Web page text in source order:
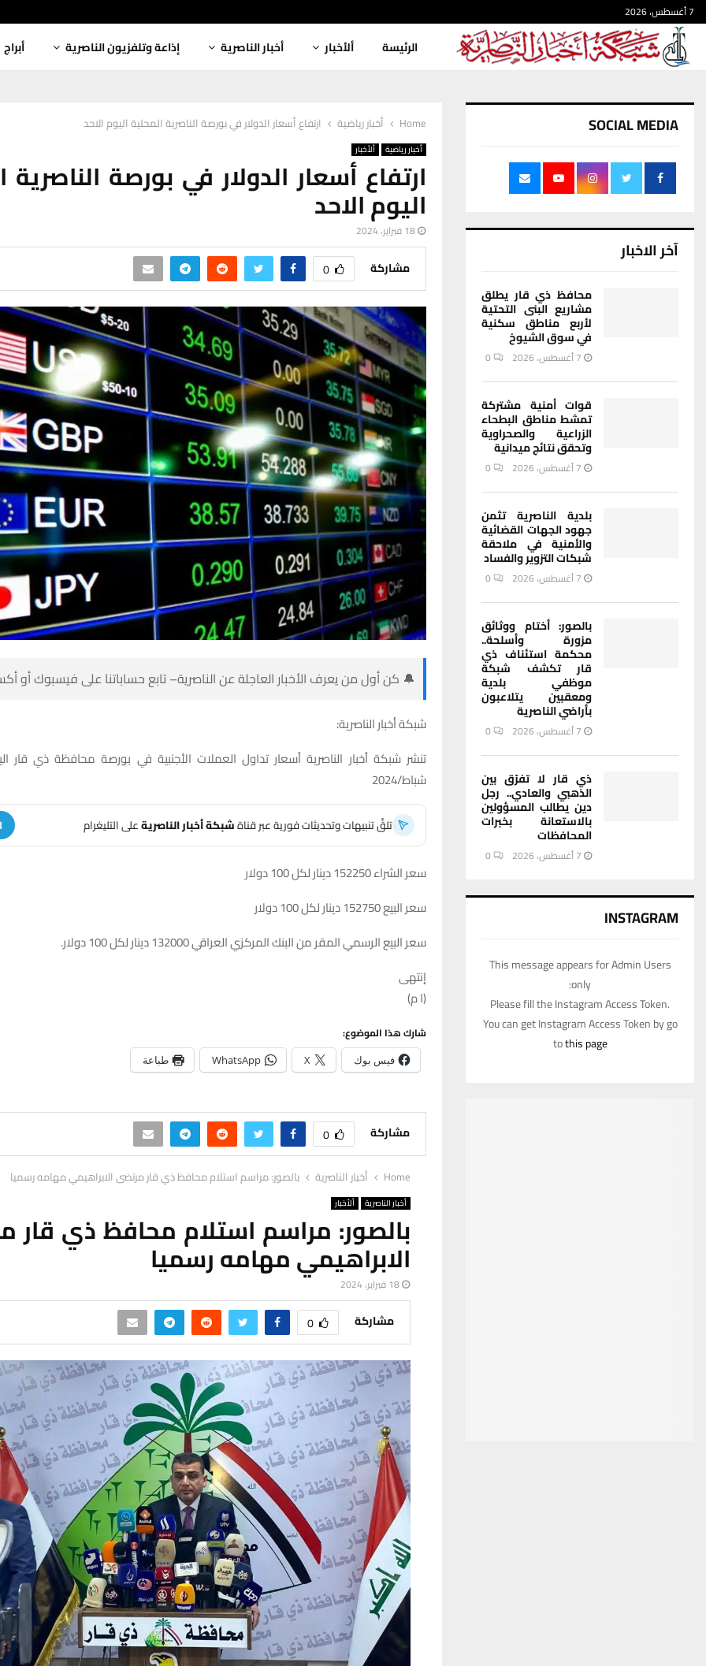
7 أغسطس، 2026
الرئيسة ألأخبار أخبار الناصرية إذاعة وتلفزيون الناصرية أبراج
Home أخبار رياضية ارتفاع أسعار الدولار في بورصة الناصرية المحلية اليوم الاحد
أخبار رياضية ألأخبار
ارتفاع أسعار الدولار في بورصة الناصرية
اليوم الاحد
18 فبراير، 2024
مشاركة 0
🔔 كن أول من يعرف الأخبار العاجلة عن الناصرية– تابع حساباتنا على فيسبوك أو
شبكة أخبار الناصرية:
شباط/2024
تلقَّ تنبيهات وتحديثات فورية عبر قناةشبكة أخبار الناصريةعلى التليغرام
سعر الشراء 152250 دينار لكل 100 دولار
سعر البيع 152750 دينار لكل 100 دولار
سعر البيع الرسمي المقر من البنك المركزي العراقي 132000 دينار لكل 100 دولار.
إنتهى
(ا م)
شارك هذا الموضوع:
فيس بوك X
WhatsApp طباعة
مشاركة 0
Home أخبار الناصرية بالصور: مراسم استلام محافظ ذي قار مرتضى الابراهيمي مهامه رسميا
أخبار الناصرية ألأخبار
بالصور: مراسم استلام محافظ ذي قار
الابراهيمي مهامه رسميا
18 فبراير، 2024
مشاركة 0
SOCIAL MEDIA
آخر الاخبار
محافظ ذي قار يطلق
مشاريع البنى التحتية
لأربع مناطق سكنية
في سوق الشيوخ
7 أغسطس، 2026 0
قوات أمنية مشتركة
تمشط مناطق البطحاء
الزراعية والصحراوية
وتحقق نتائج ميدانية
7 أغسطس، 2026 0
بلدية الناصرية تثمن
جهود الجهات القضائية
والأمنية في ملاحقة
شبكات التزوير والفساد
7 أغسطس، 2026 0
بالصور: أختام ووثائق
مزورة وأسلحة..
محكمة استئناف ذي
قار تكشف شبكة
موظفي بلدية
ومعقبين يتلاعبون
بأراضي الناصرية
7 أغسطس، 2026 0
ذي قار لا تفرّق بين
الذهبي والعادي.. رجل
دين يطالب المسؤولين
بالاستعانة بخبرات
المحافظات
7 أغسطس، 2026 0
INSTAGRAM
This message appears for Admin Users
only:
Please fill the Instagram Access Token.
You can get Instagram Access Token by go
tothis page